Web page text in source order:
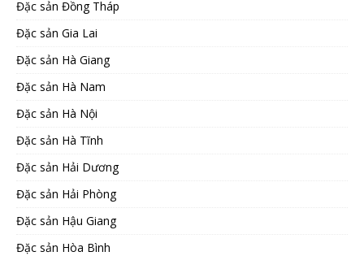
Đặc sản Đồng Tháp
Đặc sản Gia Lai
Đặc sản Hà Giang
Đặc sản Hà Nam
Đặc sản Hà Nội
Đặc sản Hà Tĩnh
Đặc sản Hải Dương
Đặc sản Hải Phòng
Đặc sản Hậu Giang
Đặc sản Hòa Bình